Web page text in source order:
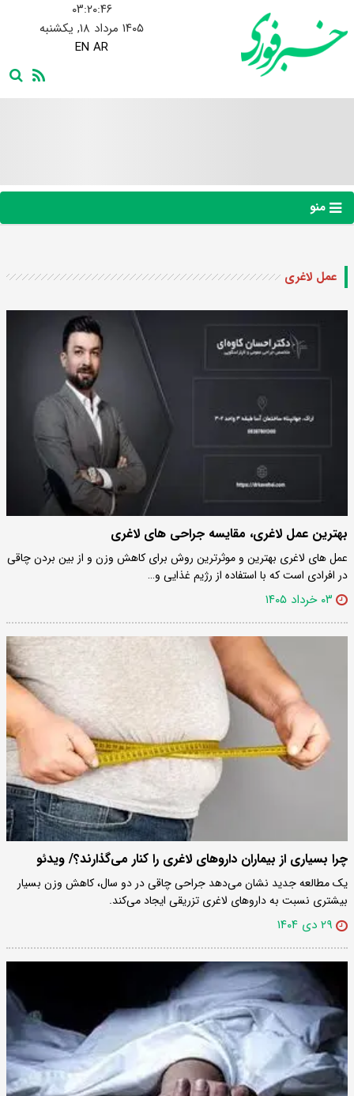
۰۳:۲۰:۴۷
۱۴۰۵ مرداد ۱۸, یکشنبه
EN AR
منو
عمل لاغری
بهترین عمل لاغری، مقایسه جراحی های لاغری
عمل های لاغری بهترین و موثرترین روش برای کاهش وزن و از بین بردن چاقی
در افرادی است که با استفاده از رژیم غذایی و…
۰۳ خرداد ۱۴۰۵
چرا بسیاری از بیماران داروهای لاغری را کنار می‌گذارند؟/ ویدئو
یک مطالعه جدید نشان می‌دهد جراحی چاقی در دو سال، کاهش وزن بسیار
بیشتری نسبت به داروهای لاغری تزریقی ایجاد می‌کند.
۲۹ دی ۱۴۰۴